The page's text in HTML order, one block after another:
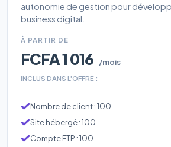
autonomie de gestion pour
business digital.
À PARTIR DE
FCFA 1 016 /mois
INCLUS DANS L'OFFRE :
Nombre de client : 100
Site hébergé : 100
Compte FTP : 100